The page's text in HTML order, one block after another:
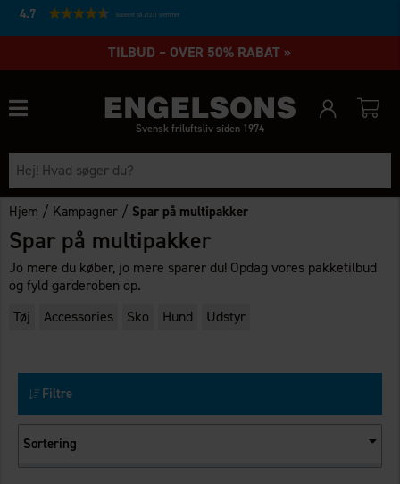
4.7 Baseret på 27231 stemmer
TILBUD – OVER 50% RABAT »
Svensk friluftsliv siden 1974
Hjem / Kampagner / Spar på multipakker
Spar på multipakker
Jo mere du køber, jo mere sparer du! Opdag vores pakketilbud
og fyld garderoben op.
Tøj
Accessories Sko Hund Udstyr
Filtre
Sortering